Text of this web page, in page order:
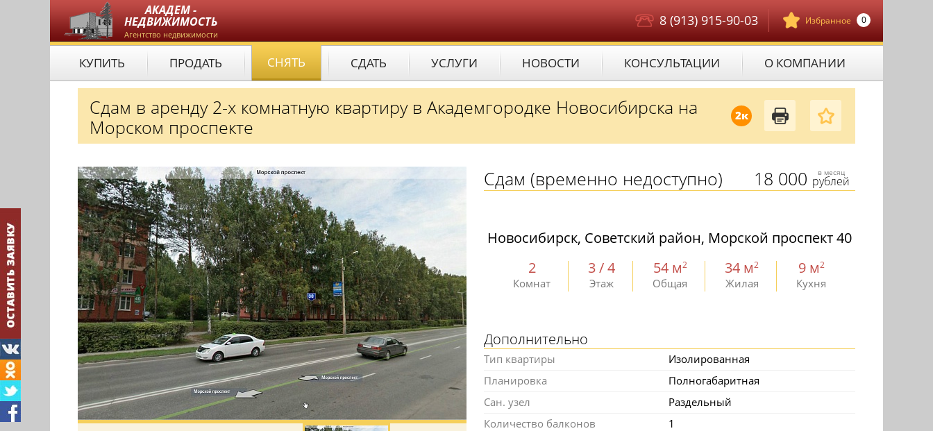
АКАДЕМ -
НЕДВИЖИМОСТЬ
Агентство недвижимости
Избранное 0
8 (913) 915-90-03
КУПИТЬ ПРОДАТЬ СНЯТЬ СДАТЬ УСЛУГИ НОВОСТИ КОНСУЛЬТАЦИИ О КОМПАНИИ
2к
Сдам в аренду 2-х комнатную квартиру в Академгородке Новосибирска на
Морском проспекте
18 000 в месяц
рублей
Сдам (временно недоступно)
Новосибирск, Советский район, Морской проспект 40
2
Комнат
3 / 4
Этаж
54 м2
Общая
34 м2
Жилая
9 м2
Кухня
Дополнительно
Тип квартиры
Изолированная
Планировка
Полногабаритная
Сан. узел
Раздельный
Количество балконов
1